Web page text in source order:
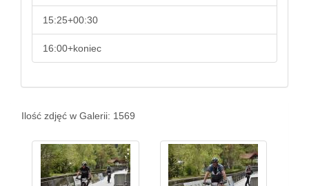
15:25+00:30
16:00+koniec
Ilość zdjęć w Galerii: 1569